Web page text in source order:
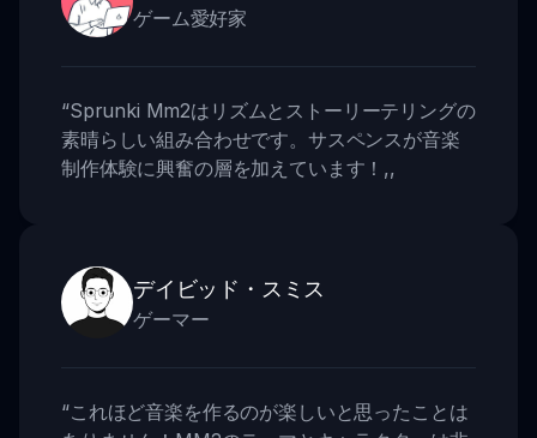
ゲーム愛好家
“Sprunki Mm2はリズムとストーリーテリングの
素晴らしい組み合わせです。サスペンスが音楽
制作体験に興奮の層を加えています！ ,,
デイビッド・スミス
ゲーマー
“これほど音楽を作るのが楽しいと思ったことは